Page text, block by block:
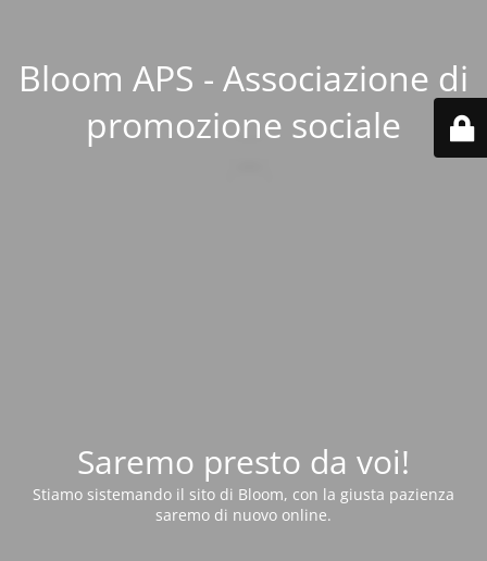
Bloom APS - Associazione di
promozione sociale
Saremo presto da voi!
Stiamo sistemando il sito di Bloom, con la giusta pazienza
saremo di nuovo online.